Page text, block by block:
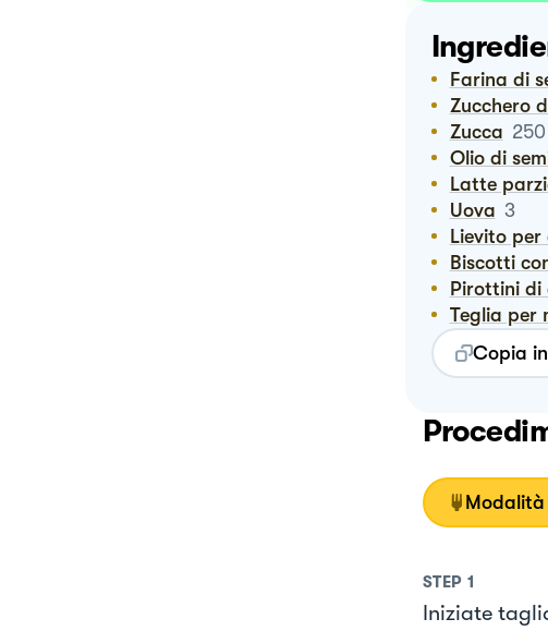
Farina di
Zucchero
Zucca 250
Olio di
Latte
Uova 3
Lievito
Biscotti
Pirottini
Teglia per
Copia
STEP 1
Iniziate